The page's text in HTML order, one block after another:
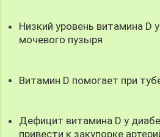
Низкий уровень витамина D
мочевого пузыря
Витамин D помогает при
Дефицит витамина D у
привести к закупорке